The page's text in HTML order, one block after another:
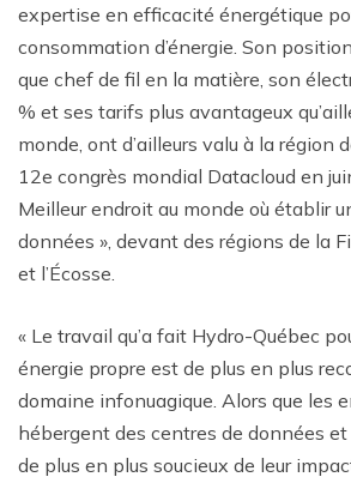
expertise en efficacité énergétique
consommation d’énergie. Son
que chef de fil en la matière, son
% et ses tarifs plus avantageux
monde, ont d’ailleurs valu à la région
12e congrès mondial Datacloud en
Meilleur endroit au monde où établir
données », devant des régions de la
et l’Écosse.
« Le travail qu’a fait Hydro-Québec
énergie propre est de plus en plus
domaine infonuagique. Alors que les
hébergent des centres de données
de plus en plus soucieux de leur